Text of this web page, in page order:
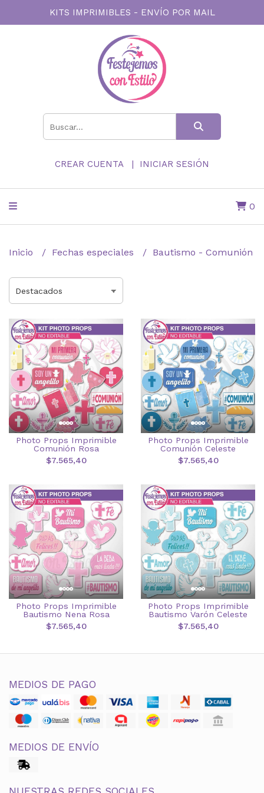
KITS IMPRIMIBLES - ENVÍO POR MAIL
CREAR CUENTA INICIAR SESIÓN
0
Inicio Fechas especiales Bautismo - Comunión
Photo Props Imprimible
Comunión Rosa
$7.565,40
Photo Props Imprimible
Comunión Celeste
$7.565,40
Photo Props Imprimible
Bautismo Nena Rosa
$7.565,40
Photo Props Imprimible
Bautismo Varón Celeste
$7.565,40
MEDIOS DE PAGO
MEDIOS DE ENVÍO